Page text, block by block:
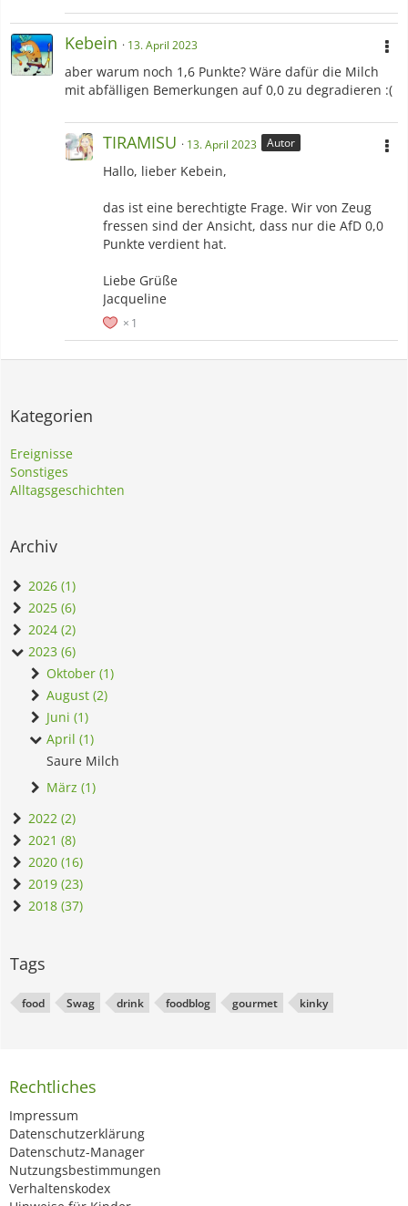
Kebein 13. April 2023
aber warum noch 1,6 Punkte? Wäre dafür die Milch
mit abfälligen Bemerkungen auf 0,0 zu degradieren :(
TIRAMISU 13. April 2023 Autor
Hallo, lieber Kebein,
das ist eine berechtigte Frage. Wir von Zeug
fressen sind der Ansicht, dass nur die AfD 0,0
Punkte verdient hat.
Liebe Grüße
Jacqueline
1
Kategorien
Ereignisse
Sonstiges
Alltagsgeschichten
Archiv
2026 (1)
2025 (6)
2024 (2)
2023 (6)
Oktober (1)
August (2)
Juni (1)
April (1)
Saure Milch
März (1)
2022 (2)
2021 (8)
2020 (16)
2019 (23)
2018 (37)
Tags
food Swag drink foodblog gourmet kinky
Rechtliches
Impressum
Datenschutzerklärung
Datenschutz-Manager
Nutzungsbestimmungen
Verhaltenskodex